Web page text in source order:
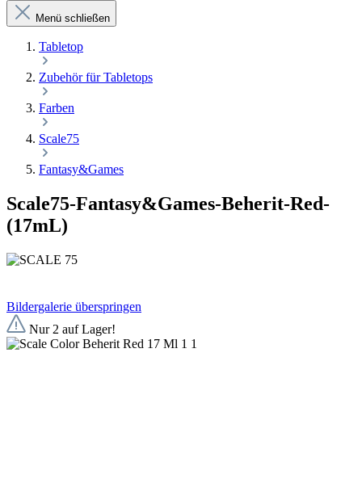
Menü schließen
Tabletop
Zubehör für Tabletops
Farben
Scale75
Fantasy&Games
Scale75-Fantasy&Games-Beherit-Red-
(17mL)
Bildergalerie überspringen
Nur 2 auf Lager!